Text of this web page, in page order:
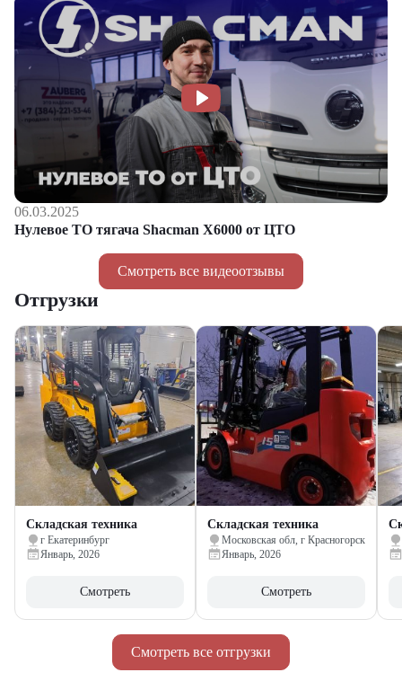
Смотреть все видеоотзывы
06.03.2025
Нулевое ТО тягача Shacman Х6000 от ЦТО
Смотреть все отгрузки
Отгрузки
Складская техника
г Екатеринбург
Январь, 2026
Смотреть
Складская техника
Московская обл, г Красногорск
Январь, 2026
Смотреть